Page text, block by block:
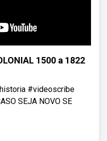
1500 a 1822
#videoscribe
SEJA NOVO SE